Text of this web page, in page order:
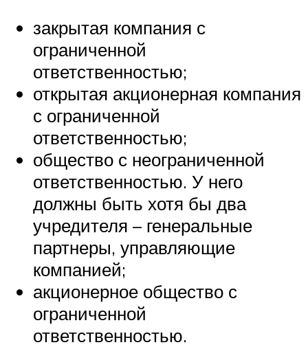
закрытая компания с
ограниченной
ответственностью;
открытая акционерная компания
с ограниченной
ответственностью;
общество с неограниченной
ответственностью. У него
должны быть хотя бы два
учредителя – генеральные
партнеры, управляющие
компанией;
акционерное общество с
ограниченной
ответственностью.